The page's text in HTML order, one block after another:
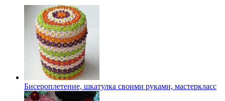
Бисероплетение, шкатулка своими руками, мастеркласс